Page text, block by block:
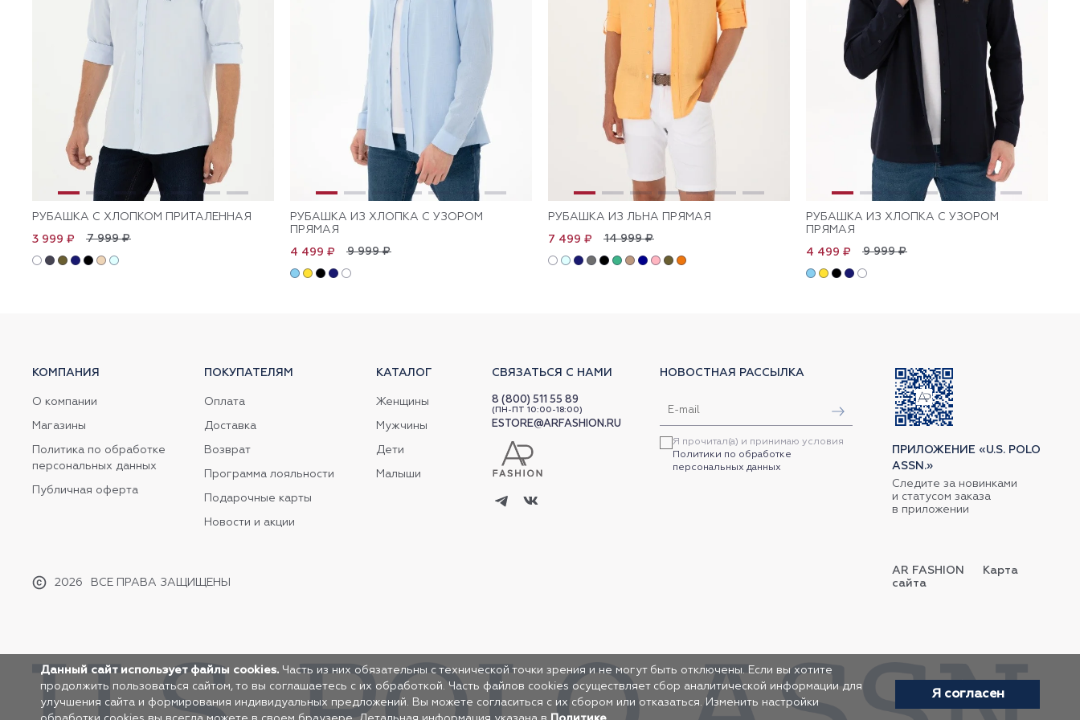
РУБАШКА С ХЛОПКОМ ПРИТАЛЕННАЯ
7 999 ₽
3 999 ₽
РУБАШКА ИЗ ХЛОПКА С УЗОРОМ
ПРЯМАЯ
9 999 ₽
4 499 ₽
РУБАШКА ИЗ ЛЬНА ПРЯМАЯ
14 999 ₽
7 499 ₽
РУБАШКА ИЗ ХЛОПКА С УЗОРОМ
ПРЯМАЯ
9 999 ₽
4 499 ₽
КОМПАНИЯ
О компании
Магазины
Политика по обработке
персональных данных
Публичная оферта
2026 ВСЕ ПРАВА ЗАЩИЩЕНЫ
ПОКУПАТЕЛЯМ
Оплата
Доставка
Возврат
Программа лояльности
Подарочные карты
Новости и акции
КАТАЛОГ
Женщины
Мужчины
Дети
Малыши
СВЯЗАТЬСЯ С НАМИ
8 (800) 511 55 89
(ПН-ПТ 10:00-18:00)
ESTORE@ARFASHION.RU
НОВОСТНАЯ РАССЫЛКА
Я прочитал(а) и принимаю условия
Политики по обработке
персональных данных
ПРИЛОЖЕНИЕ «U.S. POLO
ASSN.»
Следите за новинками
и статусом заказа
в приложении
AR FASHION
Карта
сайта
Данный сайт использует файлы cookies. Часть из них обязательны с технической точки зрения и не могут быть отключены. Если вы хотите
продолжить пользоваться сайтом, то вы соглашаетесь с их обработкой. Часть файлов cookies осуществляет сбор аналитической информации для
улучшения сайта и формирования индивидуальных предложений. Вы можете согласиться с их сбором или отказаться. Изменить настройки
Я согласен